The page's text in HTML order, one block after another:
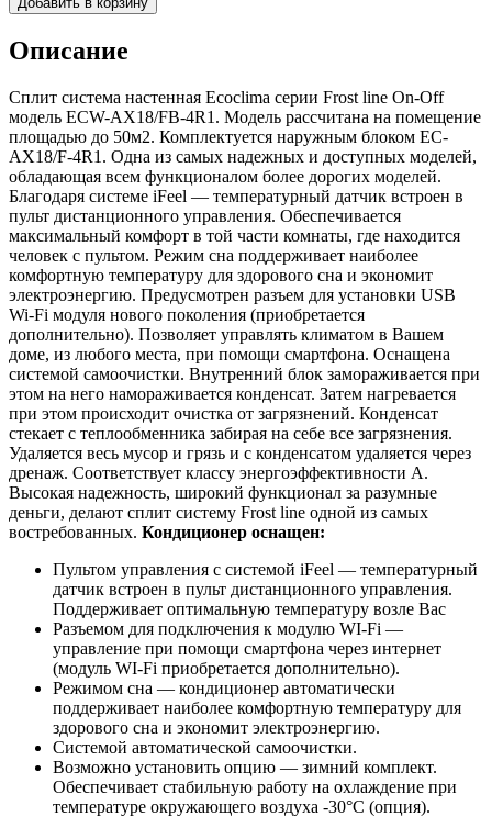
Описание
Сплит система настенная Ecoclima серии Frost line On-Off
модель ECW-AX18/FB-4R1. Модель рассчитана на помещение
площадью до 50м2. Комплектуется наружным блоком EC-
AX18/F-4R1. Одна из самых надежных и доступных моделей,
обладающая всем функционалом более дорогих моделей.
Благодаря системе iFeel — температурный датчик встроен в
пульт дистанционного управления. Обеспечивается
максимальный комфорт в той части комнаты, где находится
человек с пультом. Режим сна поддерживает наиболее
комфортную температуру для здорового сна и экономит
электроэнергию. Предусмотрен разъем для установки USB
Wi-Fi модуля нового поколения (приобретается
дополнительно). Позволяет управлять климатом в Вашем
доме, из любого места, при помощи смартфона. Оснащена
системой самоочистки. Внутренний блок замораживается при
этом на него намораживается конденсат. Затем нагревается
при этом происходит очистка от загрязнений. Конденсат
стекает с теплообменника забирая на себе все загрязнения.
Удаляется весь мусор и грязь и с конденсатом удаляется через
дренаж. Соответствует классу энергоэффективности A.
Высокая надежность, широкий функционал за разумные
деньги, делают сплит систему Frost line одной из самых
востребованных. Кондиционер оснащен:
Пультом управления с системой iFeel — температурный
датчик встроен в пульт дистанционного управления.
Поддерживает оптимальную температуру возле Вас
Разъемом для подключения к модулю WI-Fi —
управление при помощи смартфона через интернет
(модуль WI-Fi приобретается дополнительно).
Режимом сна — кондиционер автоматически
поддерживает наиболее комфортную температуру для
здорового сна и экономит электроэнергию.
Системой автоматической самоочистки.
Возможно установить опцию — зимний комплект.
Обеспечивает стабильную работу на охлаждение при
температуре окружающего воздуха -30°С (опция).